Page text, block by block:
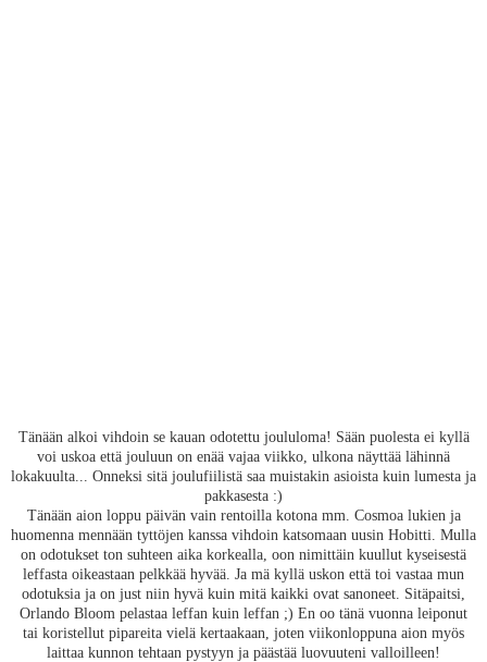
Tänään alkoi vihdoin se kauan odotettu joululoma! Sään puolesta ei kyllä
voi uskoa että jouluun on enää vajaa viikko, ulkona näyttää lähinnä
lokakuulta... Onneksi sitä joulufiilistä saa muistakin asioista kuin lumesta ja
pakkasesta :)
Tänään aion loppu päivän vain rentoilla kotona mm. Cosmoa lukien ja
huomenna mennään tyttöjen kanssa vihdoin katsomaan uusin Hobitti. Mulla
on odotukset ton suhteen aika korkealla, oon nimittäin kuullut kyseisestä
leffasta oikeastaan pelkkää hyvää. Ja mä kyllä uskon että toi vastaa mun
odotuksia ja on just niin hyvä kuin mitä kaikki ovat sanoneet. Sitäpaitsi,
Orlando Bloom pelastaa leffan kuin leffan ;) En oo tänä vuonna leiponut
tai koristellut pipareita vielä kertaakaan, joten viikonloppuna aion myös
laittaa kunnon tehtaan pystyyn ja päästää luovuuteni valloilleen!